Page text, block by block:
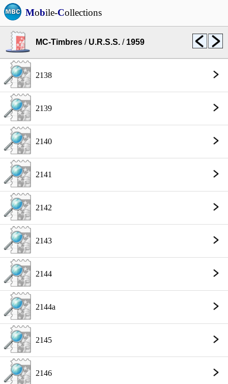
Mobile-Collections
MC-Timbres / U.R.S.S. / 1959
2138
2139
2140
2141
2142
2143
2144
2144a
2145
2146